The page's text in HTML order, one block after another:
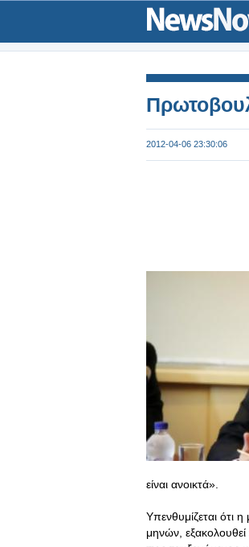
2012-04-06 23:30:06
είναι ανοικτά».
Υπενθυμίζεται ότι
μηνών,